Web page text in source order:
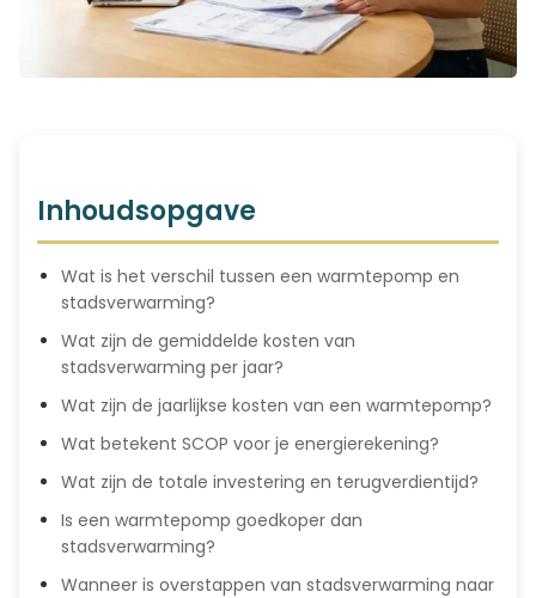
Inhoudsopgave
Wat is het verschil tussen een warmtepomp en
stadsverwarming?
Wat zijn de gemiddelde kosten van
stadsverwarming per jaar?
Wat zijn de jaarlijkse kosten van een warmtepomp?
Wat betekent SCOP voor je energierekening?
Wat zijn de totale investering en terugverdientijd?
Is een warmtepomp goedkoper dan
stadsverwarming?
Wanneer is overstappen van stadsverwarming naar